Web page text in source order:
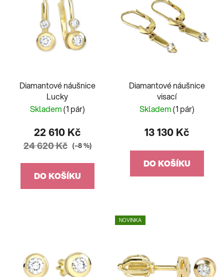
Diamantové náušnice
Lucky
Skladem(1 pár)
22 610 Kč
24 620 Kč (–8 %)
DO KOŠÍKU
Diamantové náušnice
visací
Skladem(1 pár)
13 130 Kč
DO KOŠÍKU
NOVINKA